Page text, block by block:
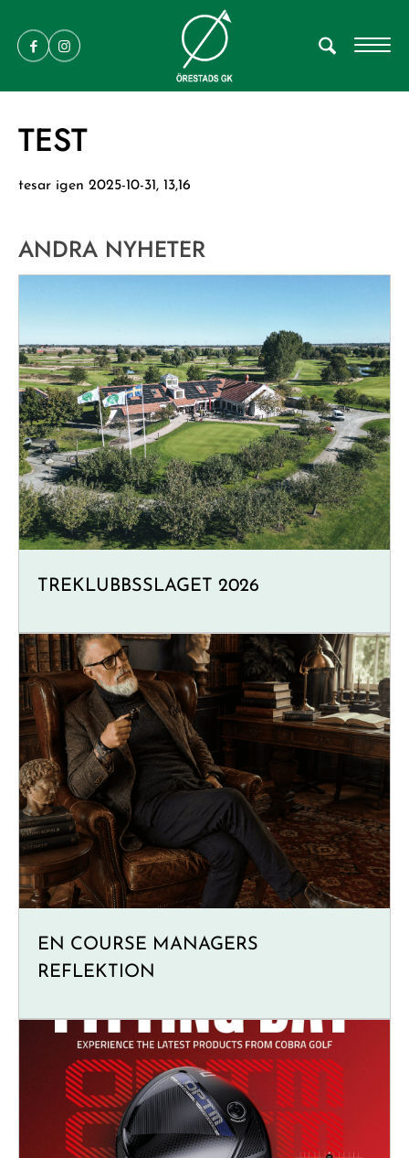
TEST
tesar igen 2025-10-31, 13,16
ANDRA NYHETER
TREKLUBBSSLAGET 2026
EN COURSE MANAGERS
REFLEKTION